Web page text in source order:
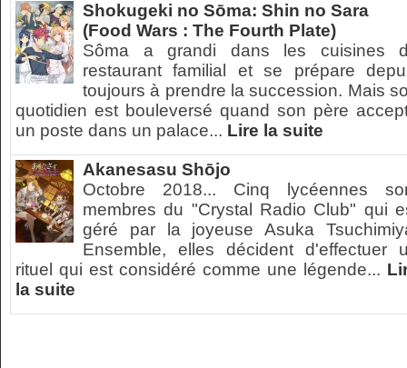
Shokugeki no Sōma: Shin no Sara
(Food Wars : The Fourth Plate)
Sôma a grandi dans les cuisines
restaurant familial et se prépare
toujours à prendre la succession. Mais
quotidien est bouleversé quand son père
un poste dans un palace... Lire la suite
Akanesasu Shōjo
Octobre 2018... Cinq lycéennes
membres du "Crystal Radio Club" qui
géré par la joyeuse Asuka
Ensemble, elles décident d'effectuer
rituel qui est considéré comme une légende...
la suite